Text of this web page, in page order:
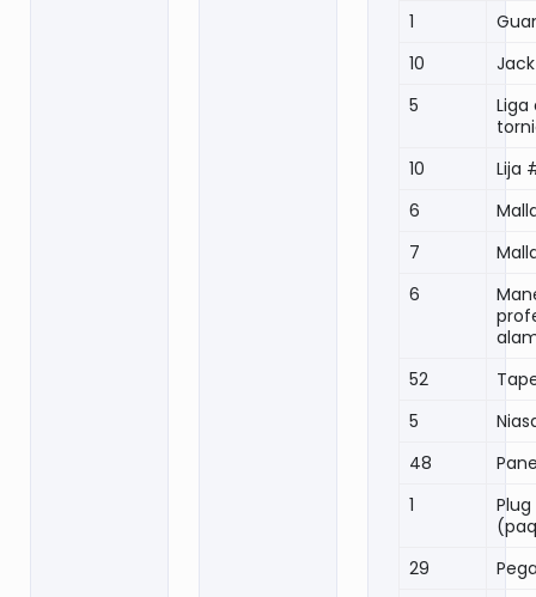
1
10
5
Liga
10
Lija
6
7
6
52
5
48
1
Plug
29